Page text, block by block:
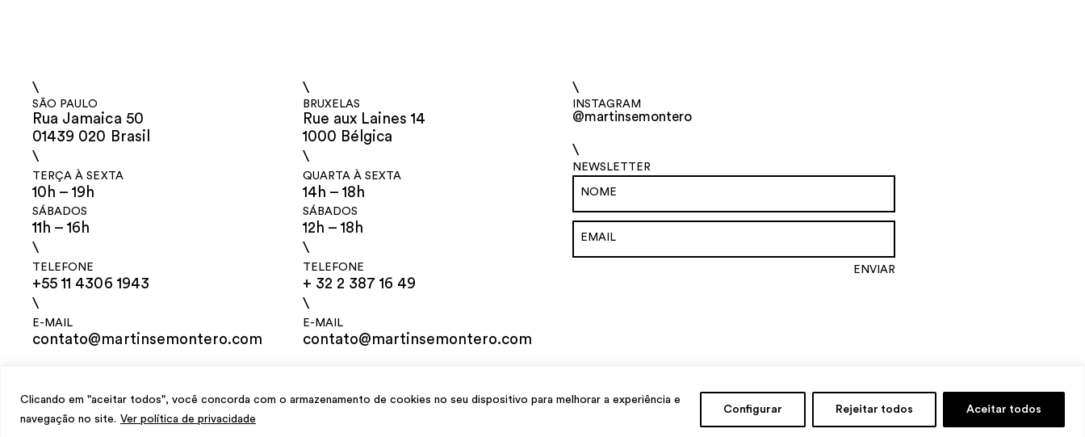
Clicando em "aceitar todos", você concorda com o armazenamento de cookies no seu dispositivo para melhorar a experiência e
navegação no site. Ver política de privacidade
Configurar Rejeitar todos Aceitar todos
\
SÃO PAULO
Rua Jamaica 50
01439 020 Brasil
\
TERÇA À SEXTA
10h – 19h
SÁBADOS
11h – 16h
\
TELEFONE
+55 11 4306 1943
\
E-MAIL
contato@martinsemontero.com
\
BRUXELAS
Rue aux Laines 14
1000 Bélgica
\
QUARTA À SEXTA
14h – 18h
SÁBADOS
12h – 18h
\
TELEFONE
+ 32 2 387 16 49
\
E-MAIL
contato@martinsemontero.com
\
INSTAGRAM
@martinsemontero
\
NEWSLETTER